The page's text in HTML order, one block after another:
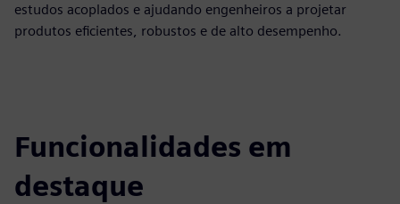
estudos acoplados e ajudando engenheiros a projetar
produtos eficientes, robustos e de alto desempenho.
Funcionalidades em
destaque